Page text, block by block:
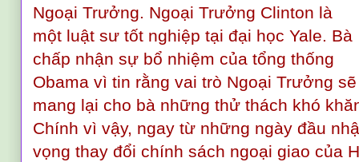
Ngoại Trưởng. Ngoại Trưởng Clinton là
một luật sư tốt nghiệp tại đại học Yale. Bà
chấp nhận sự bổ nhiệm của tổng thống
Obama vì tin rằng vai trò Ngoại Trưởng sẽ
mang lại cho bà những thử thách khó
Chính vì vậy, ngay từ những ngày đầu
vọng thay đổi chính sách ngoại giao của